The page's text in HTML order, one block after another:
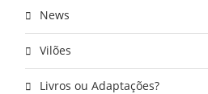
News
Vilões
Livros ou Adaptações?